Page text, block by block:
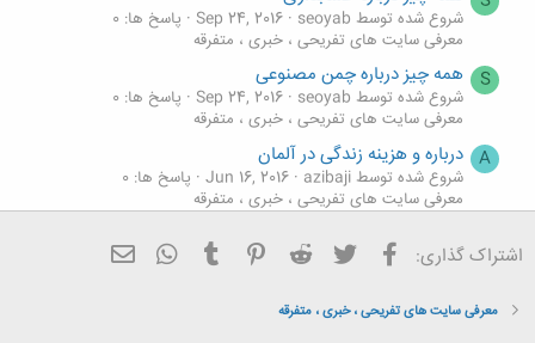
شروع شده توسط seoyab Sep 24, 2016 پاسخ ها: 0
معرفی سایت های تفریحی ، خبری ، متفرقه
S همه چیز درباره چمن مصنوعی
شروع شده توسط seoyab Sep 24, 2016 پاسخ ها: 0
معرفی سایت های تفریحی ، خبری ، متفرقه
A درباره و هزینه زندگی در آلمان
شروع شده توسط azibaji Jun 16, 2016 پاسخ ها: 0
معرفی سایت های تفریحی ، خبری ، متفرقه
درباره و هزینه های زندگی دراسلواکی
شروع شده توسط azibaji Jun 15, 2016
پاسخ ها: 0
اشتراک گذاری: فیسبوک تویتر Reddit
Pinterest
Tumblr
WhatsApp
معرفی سایت های تفریحی ، خبری ، متفرقه